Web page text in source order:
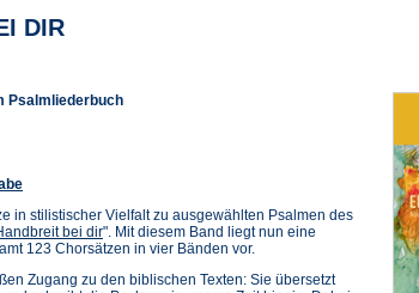
DIR
Psalmliederbuch
in stilistischer Vielfalt zu ausgewählten Psalmen des
bei dir". Mit diesem Band liegt nun eine
123 Chorsätzen in vier Bänden vor.
Zugang zu den biblischen Texten: Sie übersetzt